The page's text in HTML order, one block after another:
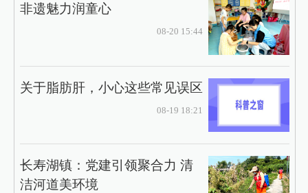
非遗魅力润童心
08-20 15:44
关于脂肪肝，小心这些常见误区
08-19 18:21
长寿湖镇：党建引领聚合力 清
洁河道美环境